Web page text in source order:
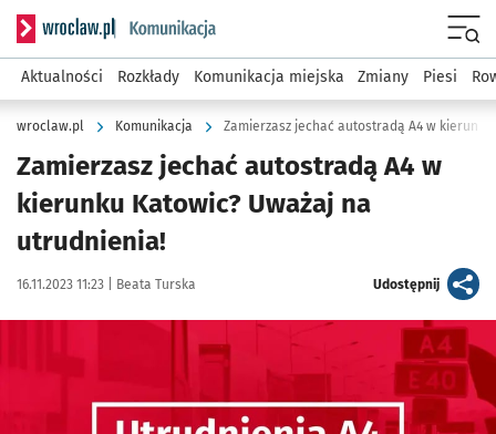
Serwis informacyjny wroclaw.pl podserwis: Komunikacja
Aktualności Rozkłady Komunikacja miejska Zmiany Piesi
wroclaw.pl Komunikacja Zamierzasz jechać autostradą A4 w
Zamierzasz jechać autostradą A4 w
kierunku Katowic? Uważaj na
utrudnienia!
Data publikacji:
16.11.2023 11:23 | Autor:
Beata Turska Udostępnijartykuł